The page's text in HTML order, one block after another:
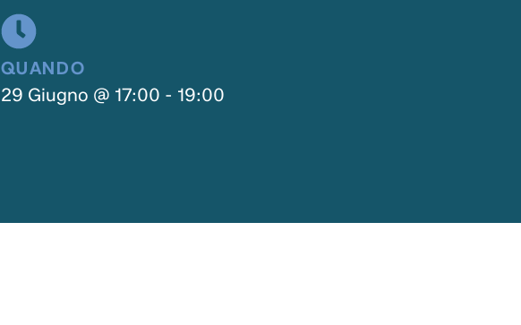
QUANDO
29 Giugno @ 17:00 - 19:00